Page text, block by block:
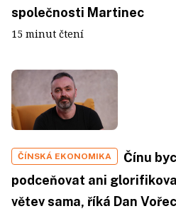
společnosti Martinec
15 minut čtení
ČÍNSKÁ EKONOMIKA
Čínu
podceňovat ani
větev sama, říká Dan